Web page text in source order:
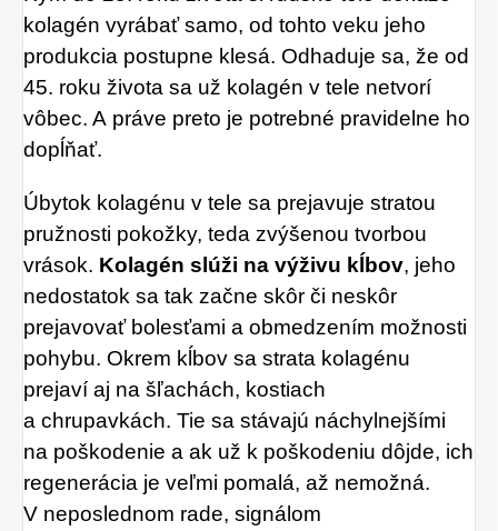
môže produkcia
kolagénu zanikať.
Preto rad prichádza
na produkt Verisol,
ktorý je v tomto
riešením.
kolagén vyrábať samo, od tohto veku jeho
produkcia postupne klesá. Odhaduje sa, že od
45. roku života sa už kolagén v tele netvorí
vôbec. A práve preto je potrebné pravidelne ho
dopĺňať.
Úbytok kolagénu v tele sa prejavuje stratou
pružnosti pokožky, teda zvýšenou tvorbou
vrások. Kolagén slúži na výživu kĺbov, jeho
nedostatok sa tak začne skôr či neskôr
prejavovať bolesťami a obmedzením možnosti
pohybu. Okrem kĺbov sa strata kolagénu
prejaví aj na šľachách, kostiach
a chrupavkách. Tie sa stávajú náchylnejšími
na poškodenie a ak už k poškodeniu dôjde, ich
regenerácia je veľmi pomalá, až nemožná.
V neposlednom rade, signálom